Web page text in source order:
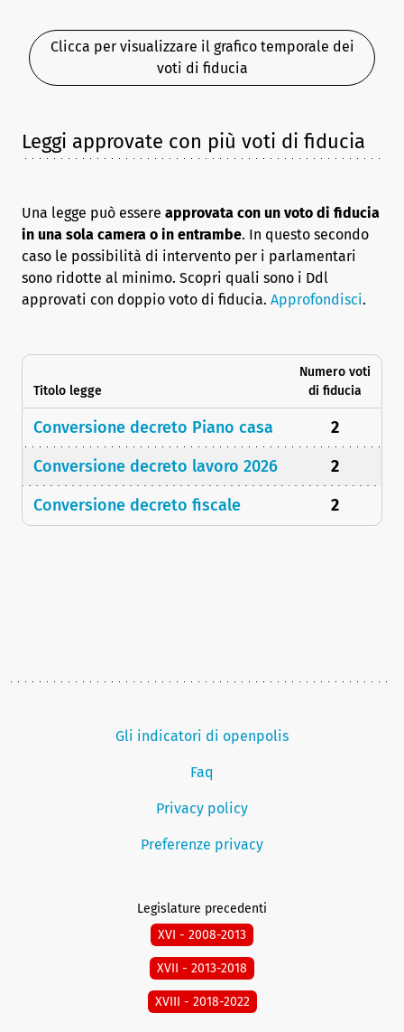
Clicca per visualizzare il grafico temporale dei
voti di fiducia
Leggi approvate con più voti di fiducia
Una legge può essere approvata con un voto di fiducia
in una sola camera o in entrambe. In questo secondo
caso le possibilità di intervento per i parlamentari
sono ridotte al minimo. Scopri quali sono i Ddl
approvati con doppio voto di fiducia. Approfondisci.
Titolo legge
Numero voti
di fiducia
Conversione decreto Piano casa
2
Conversione decreto lavoro 2026
2
Conversione decreto fiscale
2
Gli indicatori di openpolis
Faq
Privacy policy
Preferenze privacy
Legislature precedenti
XVI - 2008-2013
XVII - 2013-2018
XVIII - 2018-2022